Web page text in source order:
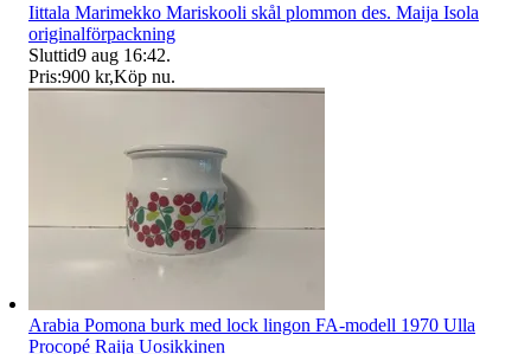
Iittala Marimekko Mariskooli skål plommon des. Maija Isola
originalförpackning
Sluttid9 aug 16:42.
Pris:900 kr,Köp nu.
Arabia Pomona burk med lock lingon FA-modell 1970 Ulla
Procopé Raija Uosikkinen